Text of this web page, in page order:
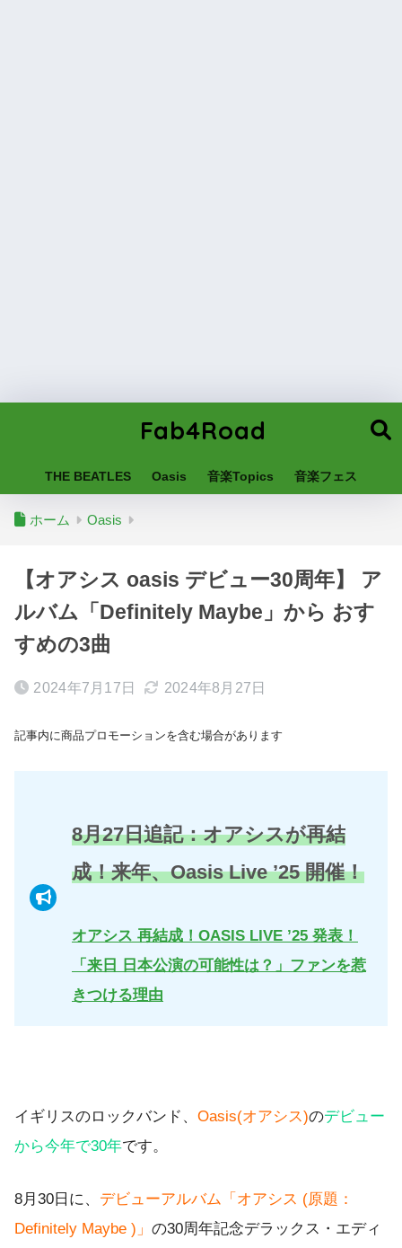
Fab4Road
THE BEATLES Oasis 音楽Topics 音楽フェス
ホーム Oasis
【オアシス oasis デビュー30周年】 ア
ルバム「Definitely Maybe」から おす
すめの3曲
2024年7月17日 2024年8月27日
記事内に商品プロモーションを含む場合があります
8月27日追記：オアシスが再結
成！来年、Oasis Live ’25 開催！
オアシス 再結成！OASIS LIVE ’25 発表！
「来日 日本公演の可能性は？」ファンを惹
きつける理由
イギリスのロックバンド、 Oasis(オアシス)のデビュー
から今年で30年です。
8月30日に、 デビューアルバム「オアシス (原題：
Definitely Maybe )」 の30周年記念デラックス・エディ